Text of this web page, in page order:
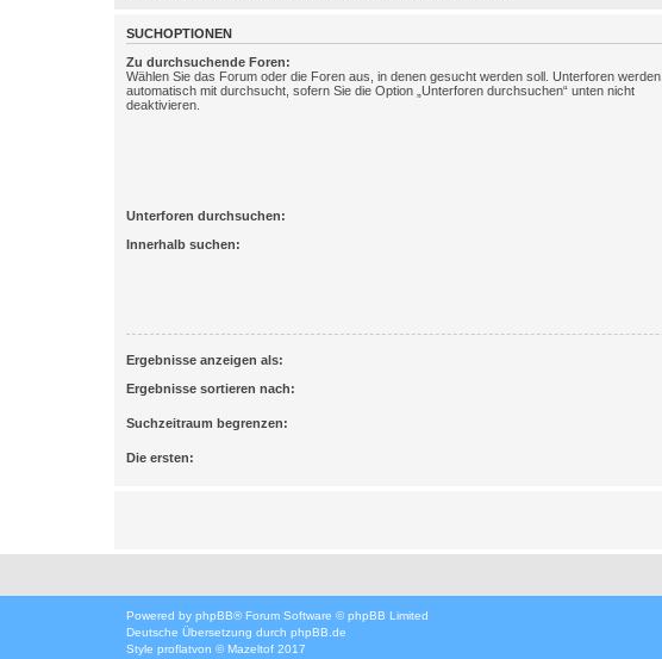
SUCHOPTIONEN
Zu durchsuchende Foren:
Wählen Sie das Forum oder die Foren aus, in denen gesucht werden soll. Unterforen werden
automatisch mit durchsucht, sofern Sie die Option „Unterforen durchsuchen“ unten nicht
deaktivieren.
Unterforen durchsuchen:
Innerhalb suchen:
Ergebnisse anzeigen als:
Ergebnisse sortieren nach:
Suchzeitraum begrenzen:
Die ersten:
Powered by phpBB® Forum Software © phpBB Limited
Deutsche Übersetzung durch phpBB.de
Style proflatvon ©Mazeltof 2017